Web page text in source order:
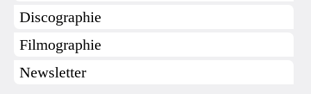
Discographie
Filmographie
Newsletter